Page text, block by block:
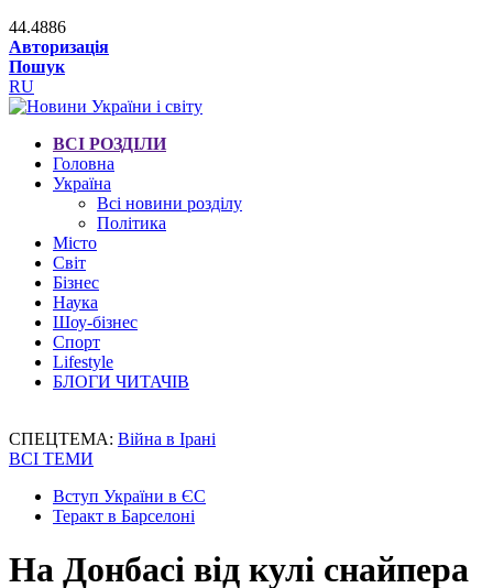
44.4886
Авторизація
Пошук
RU
ВСІ РОЗДІЛИ
Головна
Україна
Всі новини розділу
Політика
Місто
Світ
Бізнес
Наука
Шоу-бізнес
Спорт
Lifestyle
БЛОГИ ЧИТАЧІВ
СПЕЦТЕМА: Війна в Ірані
ВСІ ТЕМИ
Вступ України в ЄС
Теракт в Барселоні
На Донбасі від кулі снайпера